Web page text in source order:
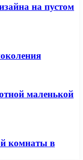
на пустом
маленькой
комнаты в